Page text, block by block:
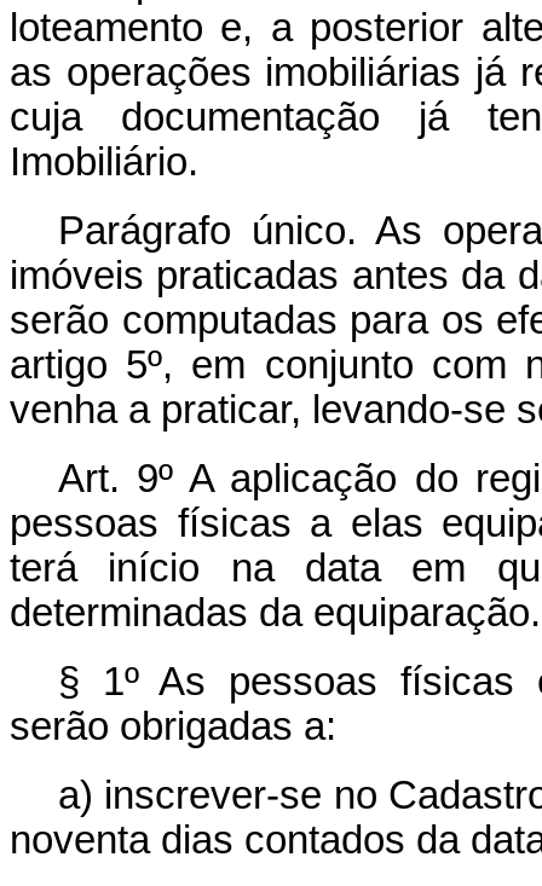
loteamento e, a posterior
as operações imobiliárias já
cuja documentação já
Imobiliário.
Parágrafo único. As
imóveis praticadas antes da
serão computadas para os
artigo 5º, em conjunto com
venha a praticar, levando-se
Art. 9º A aplicação do
pessoas físicas a elas
terá início na data em
determinadas da equiparação.
§ 1º As pessoas físicas
serão obrigadas a:
a) inscrever-se no
noventa dias contados da